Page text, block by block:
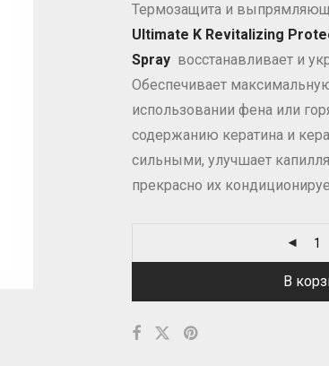
Термозащита и
Ultimate K Revitalizing
Spray восстанавливает и
Обеспечивает
использовании фена или
содержанию кератина и
сильными, улучшает
прекрасно их
В